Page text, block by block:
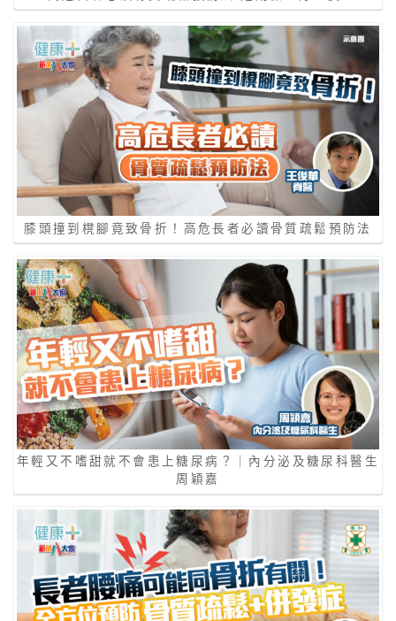
膝頭撞到櫈腳竟致骨折！高危長者必讀骨質疏鬆預防法
年輕又不嗜甜就不會患上糖尿病？｜內分泌及糖尿科醫生
周穎嘉